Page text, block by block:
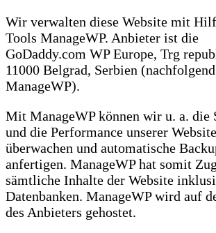
Wir verwalten diese Website mit
Tools ManageWP. Anbieter ist die
GoDaddy.com WP Europe, Trg
11000 Belgrad, Serbien (nachfolgend
ManageWP).
Mit ManageWP können wir u. a. die
und die Performance unserer Website
überwachen und automatische
anfertigen. ManageWP hat somit
sämtliche Inhalte der Website
Datenbanken. ManageWP wird auf
des Anbieters gehostet.